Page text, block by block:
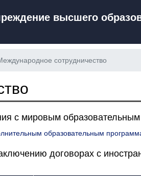
высшего
сотрудничество
с мировым
образовательным
договорах с